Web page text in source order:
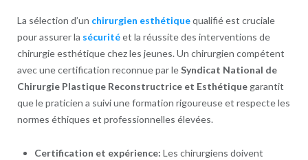
La sélection d’un chirurgien esthétiquequalifié est cruciale
pour assurer la sécuritéet la réussite des interventions de
chirurgie esthétique chez les jeunes. Un chirurgien compétent
avec une certification reconnue par leSyndicat National de
Chirurgie Plastique Reconstructrice et Esthétiquegarantit
que le praticien a suivi une formation rigoureuse et respecte les
normes éthiques et professionnelles élevées.
Certification et expérience: Les chirurgiens doivent